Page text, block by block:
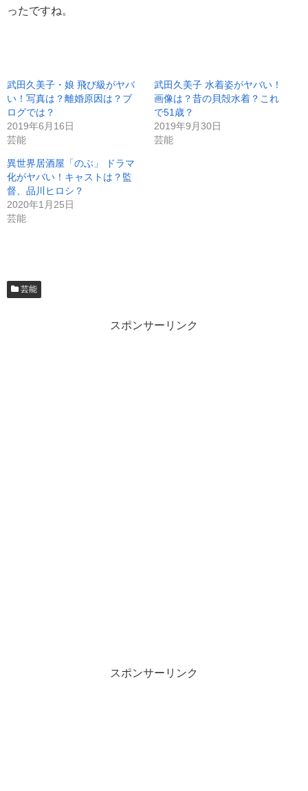
ったですね。
武田久美子・娘 飛び級がヤバ
い！写真は？離婚原因は？ブ
ログでは？
2019年6月16日
芸能
武田久美子 水着姿がヤバい！
画像は？昔の貝殻水着？これ
で51歳？
2019年9月30日
芸能
異世界居酒屋「のぶ」 ドラマ
化がヤバい！キャストは？監
督、品川ヒロシ？
2020年1月25日
芸能
芸能
スポンサーリンク
スポンサーリンク